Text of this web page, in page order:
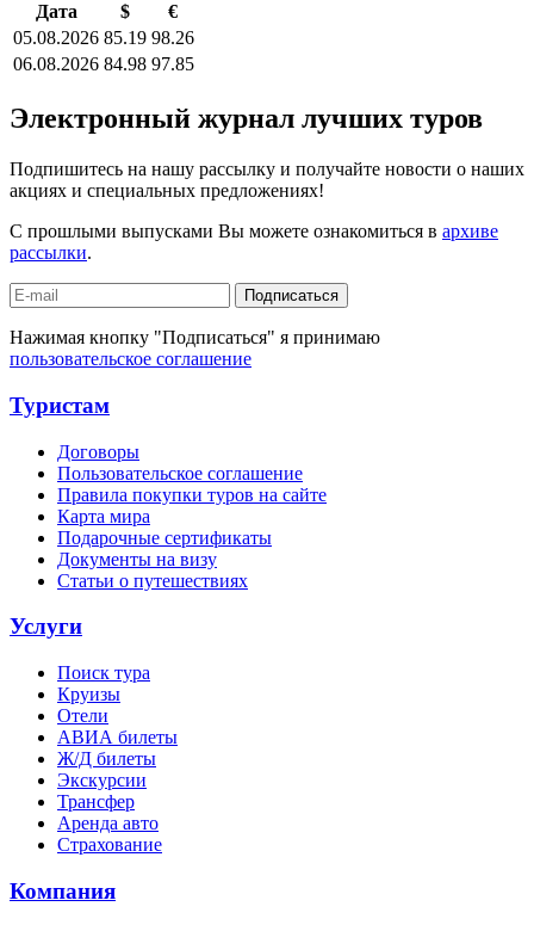
Дата $
€
05.08.2026 85.19 98.26
06.08.2026 84.98 97.85
Электронный журнал лучших туров
Подпишитесь на нашу рассылку и получайте новости о наших
акциях и специальных предложениях!
С прошлыми выпусками Вы можете ознакомиться в архиве
рассылки.
Подписаться
Нажимая кнопку "Подписаться" я принимаю
пользовательское соглашение
Туристам
Договоры
Пользовательское соглашение
Правила покупки туров на сайте
Карта мира
Подарочные сертификаты
Документы на визу
Статьи о путешествиях
Услуги
Поиск тура
Круизы
Отели
АВИА билеты
Ж/Д билеты
Экскурсии
Трансфер
Аренда авто
Страхование
Компания